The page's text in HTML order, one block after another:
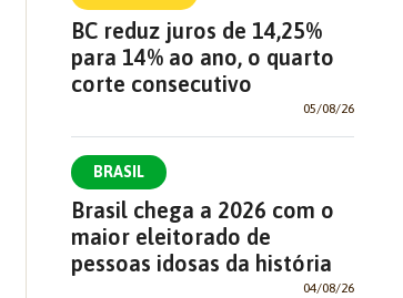
BC reduz juros de 14,25%
para 14% ao ano, o quarto
corte consecutivo
05/08/26
BRASIL
Brasil chega a 2026 com o
maior eleitorado de
pessoas idosas da história
04/08/26